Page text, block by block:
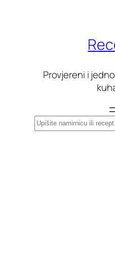
Provjereni i
Pretraga